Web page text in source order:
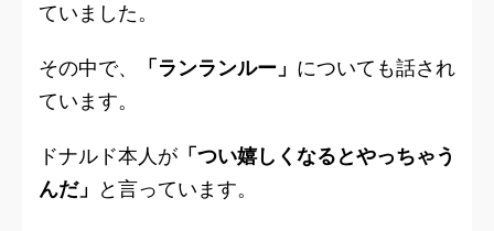
ていました。
その中で、 「ランランルー」 についても話され
ています。
ドナルド本人が 「つい嬉しくなるとやっちゃう
んだ」
と言っています。